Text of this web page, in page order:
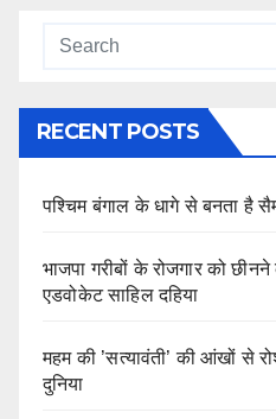
RECENT POSTS
पश्चिम बंगाल के धागे से बनता है
भाजपा गरीबों के रोजगार को
एडवोकेट साहिल दहिया
महम की ’सत्यावंती’ की आंखों से
दुनिया